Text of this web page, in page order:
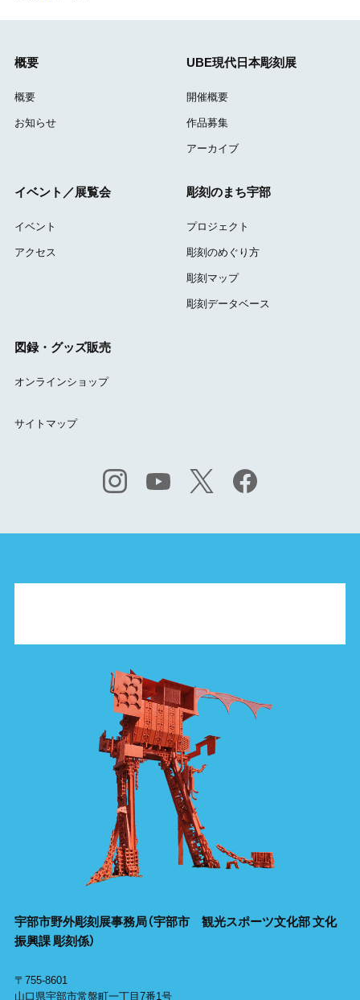
概要
概要
お知らせ
UBE現代日本彫刻展
開催概要
作品募集
アーカイブ
イベント／展覧会
イベント
アクセス
彫刻のまち宇部
プロジェクト
彫刻のめぐり方
彫刻マップ
彫刻データベース
図録・グッズ販売
オンラインショップ
サイトマップ
宇部市野外彫刻展事務局（宇部市 観光スポーツ文化部 文化
振興課 彫刻係）
〒755-8601
山口県宇部市常盤町一丁目7番1号